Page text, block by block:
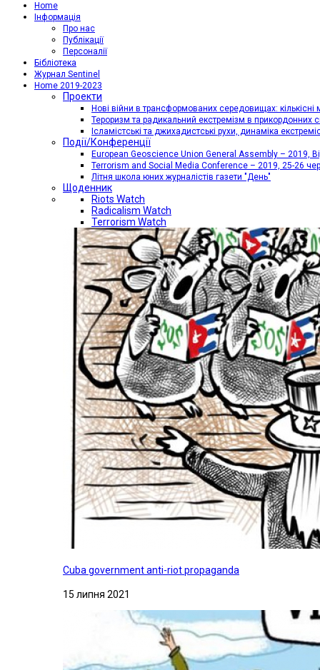
Home
Iнформація
Про нас
Публікації
Персоналії
Бібліотека
Журнал Sentinel
Home 2019-2023
Проекти
Нові війни в трансформованих середовищах: кількісні
Тероризм та радикальний екстремізм в прикордонних
Ісламістські та джихадистські рухи, динаміка
Події/Конференції
European Geoscience Union General Assembly – 2019,
Terrorism and Social Media Conference – 2019, 25-26
Літня школа юних журналістів газети "День"
Щоденник
Riots Watch
Radicalism Watch
Terrorism Watch
Cuba government anti-riot propaganda
15 липня 2021